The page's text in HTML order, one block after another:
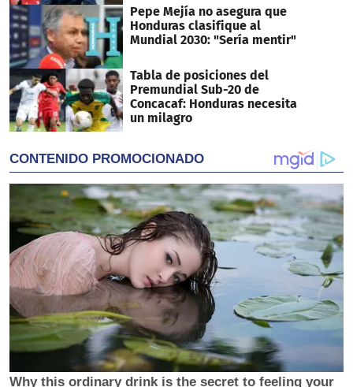
Pepe Mejía no asegura que
Honduras clasifique al
Mundial 2030: "Sería mentir"
Tabla de posiciones del
Premundial Sub-20 de
Concacaf: Honduras necesita
un milagro